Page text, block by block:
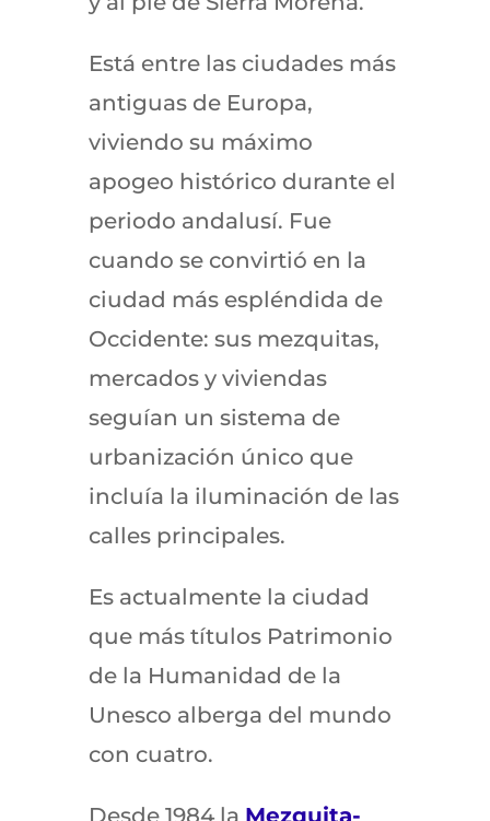
Está entre las ciudades más
antiguas de Europa,
viviendo su máximo
apogeo histórico durante el
periodo andalusí. Fue
cuando se convirtió en la
ciudad más espléndida de
Occidente: sus mezquitas,
mercados y viviendas
seguían un sistema de
urbanización único que
incluía la iluminación de las
calles principales.
Es actualmente la ciudad
que más títulos Patrimonio
de la Humanidad de la
Unesco alberga del mundo
con cuatro.